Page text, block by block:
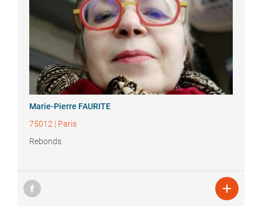
Marie-Pierre FAURITE
75012 | Paris
Rebonds
